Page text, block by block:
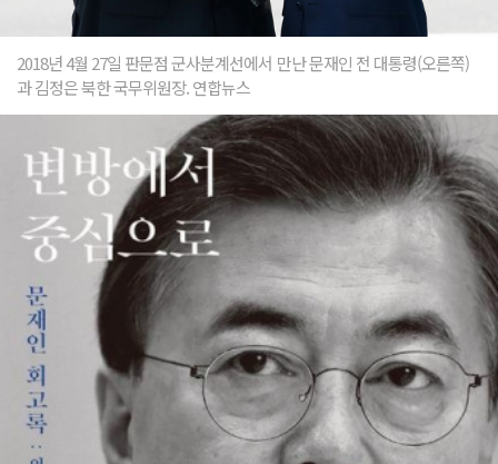
2018년 4월 27일 판문점 군사분계선에서 만난 문재인 전 대통령(오른쪽)
과 김정은 북한 국무위원장. 연합뉴스